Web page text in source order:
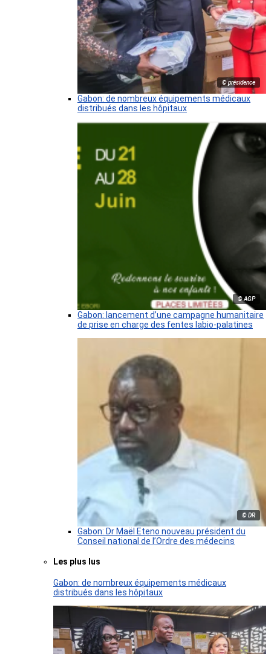
© présidence
Gabon: de nombreux équipements médicaux
distribués dans les hôpitaux
© AGP
Gabon: lancement d’une campagne humanitaire
de prise en charge des fentes labio-palatines
© DR
Gabon: Dr Maël Eteno nouveau président du
Conseil national de l’Ordre des médecins
Les plus lus
Gabon: de nombreux équipements médicaux
distribués dans les hôpitaux